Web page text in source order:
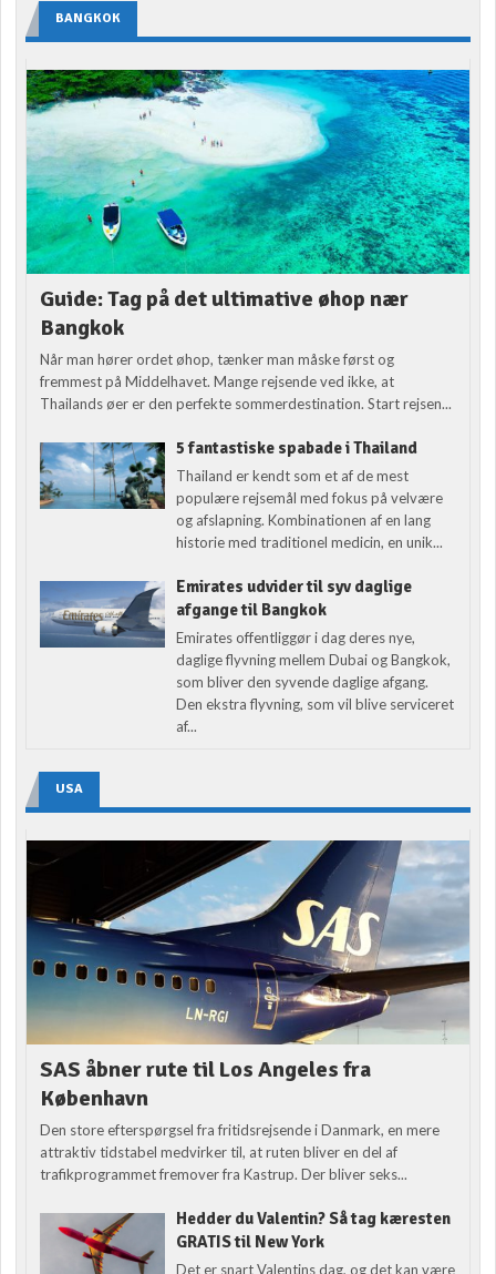
BANGKOK
Guide: Tag på det ultimative øhop nær
Bangkok
Når man hører ordet øhop, tænker man måske først og
fremmest på Middelhavet. Mange rejsende ved ikke, at
Thailands øer er den perfekte sommerdestination. Start rejsen...
5 fantastiske spabade i Thailand
Thailand er kendt som et af de mest
populære rejsemål med fokus på velvære
og afslapning. Kombinationen af en lang
historie med traditionel medicin, en unik...
Emirates udvider til syv daglige
afgange til Bangkok
Emirates offentliggør i dag deres nye,
daglige flyvning mellem Dubai og Bangkok,
som bliver den syvende daglige afgang.
Den ekstra flyvning, som vil blive serviceret
af...
USA
SAS åbner rute til Los Angeles fra
København
Den store efterspørgsel fra fritidsrejsende i Danmark, en mere
attraktiv tidstabel medvirker til, at ruten bliver en del af
trafikprogrammet fremover fra Kastrup. Der bliver seks...
Hedder du Valentin? Så tag kæresten
GRATIS til New York
Det er snart Valentins dag, og det kan være